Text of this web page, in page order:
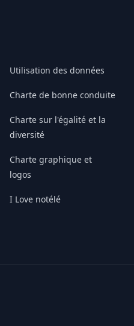
Utilisation des données
Charte de bonne conduite
Charte sur l'égalité et la
diversité
Charte graphique et
logos
I Love notélé